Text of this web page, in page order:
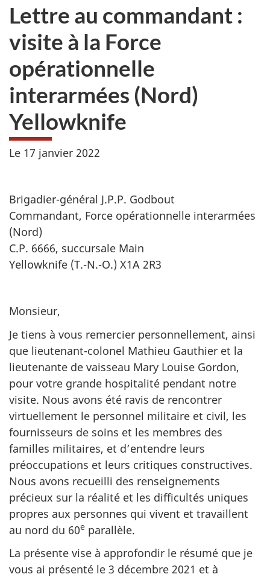
pas
participer
au
sondage
du
site
web,
Lettre au commandant :
visite à la Force
opérationnelle
interarmées (Nord)
Yellowknife
Le 17 janvier 2022
Brigadier-général J.P.P. Godbout
Commandant, Force opérationnelle interarmées
(Nord)
C.P. 6666, succursale Main
Yellowknife (T.-N.-O.) X1A 2R3
Monsieur,
Je tiens à vous remercier personnellement, ainsi
que lieutenant-colonel Mathieu Gauthier et la
lieutenante de vaisseau Mary Louise Gordon,
pour votre grande hospitalité pendant notre
visite. Nous avons été ravis de rencontrer
virtuellement le personnel militaire et civil, les
fournisseurs de soins et les membres des
familles militaires, et d’entendre leurs
préoccupations et leurs critiques constructives.
Nous avons recueilli des renseignements
précieux sur la réalité et les difficultés uniques
propres aux personnes qui vivent et travaillent
au nord du 60e parallèle.
La présente vise à approfondir le résumé que je
vous ai présenté le 3 décembre 2021 et à